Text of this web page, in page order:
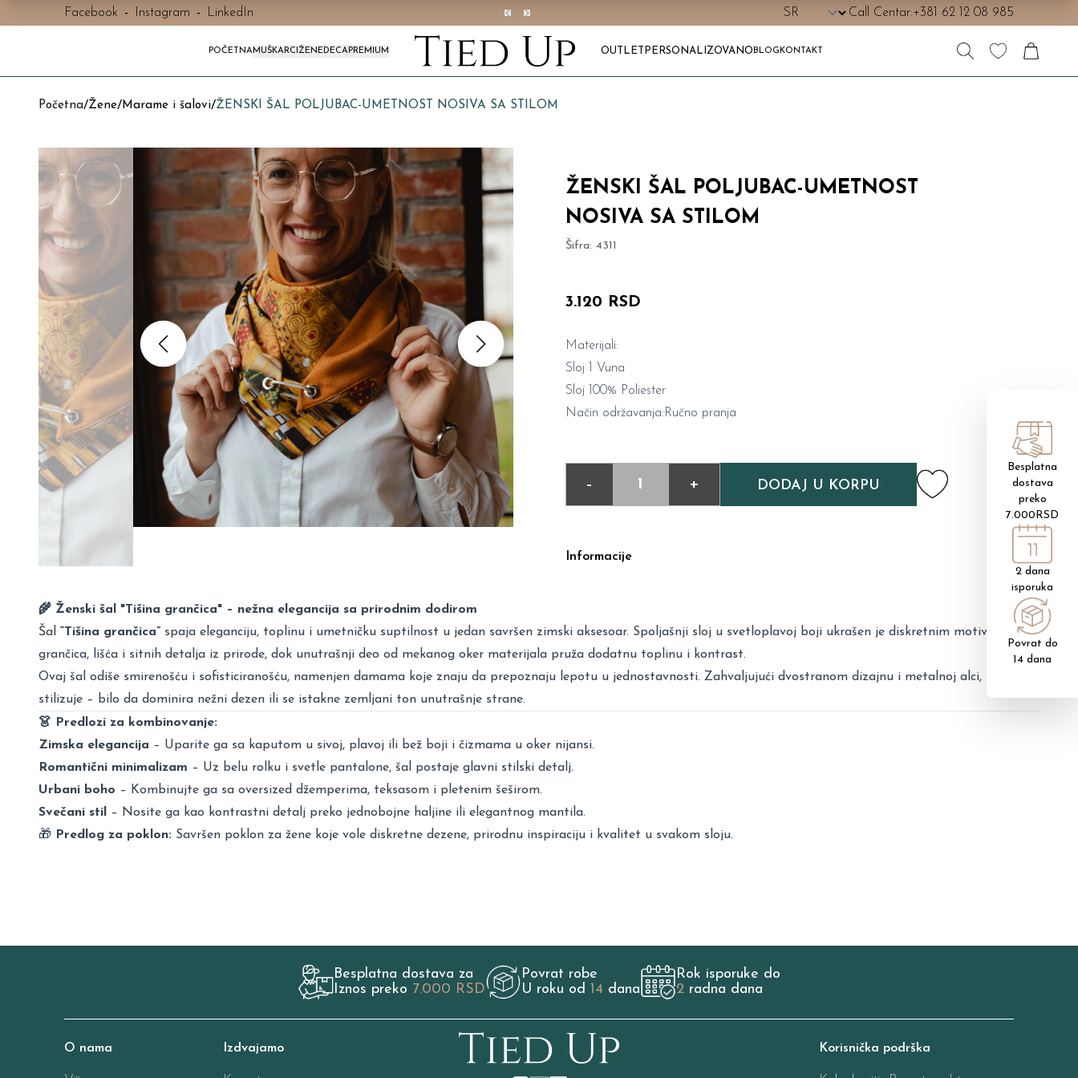
Facebook - Instagram - LinkedIn Call Centar:+381 62 12 08 985
POČETNAMUŠKARCI ŽENEDECAPREMIUM OUTLET PERSONALIZOVANO BLOG KONTAKT
Početna/Žene/Marame i šalovi/ŽENSKI ŠAL POLJUBAC-UMETNOST NOSIVA SA STILOM
ŽENSKI ŠAL POLJUBAC-UMETNOST
NOSIVA SA STILOM
Šifra: 4311
3.120 RSD
Materijali:
Sloj 1 Vuna
Sloj 100% Poliester
Način održavanja:Ručno pranja
- + DODAJ U KORPU
Informacije
🌾 Ženski šal "Tišina grančica" – nežna elegancija sa prirodnim dodirom
Šal “Tišina grančica” spaja eleganciju, toplinu i umetničku suptilnost u jedan savršen zimski aksesoar. Spoljašnji sloj u svetloplavoj boji ukrašen je diskretnim motivima
grančica, lišća i sitnih detalja iz prirode, dok unutrašnji deo od mekanog oker materijala pruža dodatnu toplinu i kontrast.
Ovaj šal odiše smirenošću i sofisticiranošću, namenjen damama koje znaju da prepoznaju lepotu u jednostavnosti. Zahvaljujući dvostranom dizajnu i metalnoj alci, lako se
stilizuje – bilo da dominira nežni dezen ili se istakne zemljani ton unutrašnje strane.
👗 Predlozi za kombinovanje:
Zimska elegancija – Uparite ga sa kaputom u sivoj, plavoj ili bež boji i čizmama u oker nijansi.
Romantični minimalizam – Uz belu rolku i svetle pantalone, šal postaje glavni stilski detalj.
Urbani boho – Kombinujte ga sa oversized džemperima, teksasom i pletenim šeširom.
Svečani stil
– Nosite ga kao kontrastni detalj preko jednobojne haljine ili elegantnog mantila.
🎁
Predlog za poklon: Savršen poklon za žene koje vole diskretne dezene, prirodnu inspiraciju i kvalitet u svakom sloju.
Besplatna
dostava
preko
7.000RSD
2 dana
isporuka
Povrat do
14 dana
Besplatna dostava za
Iznos preko 7.000 RSD
Povrat robe
U roku od 14 dana
Rok isporuke do
2 radna dana
O nama Izdvajamo Korisnička podrška